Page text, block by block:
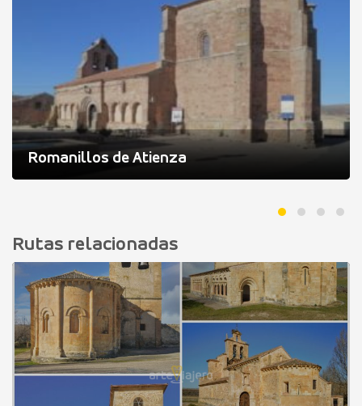
Romanillos de Atienza
Rutas relacionadas